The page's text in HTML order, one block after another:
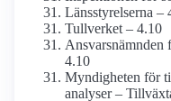
Länsstyrelserna –
Tullverket – 4.10
Ansvarsnämnden
4.10
Myndigheten för
analyser –